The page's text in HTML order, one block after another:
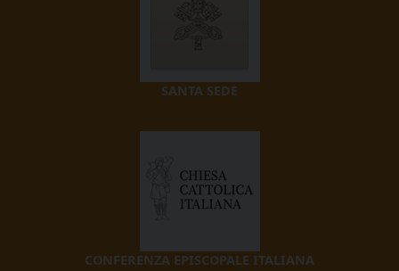
SANTA SEDE
CONFERENZA EPISCOPALE ITALIANA